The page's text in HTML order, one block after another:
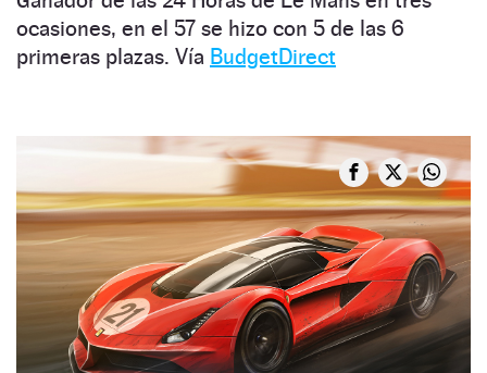
ocasiones, en el 57 se hizo con 5 de las 6
primeras plazas. Vía BudgetDirect